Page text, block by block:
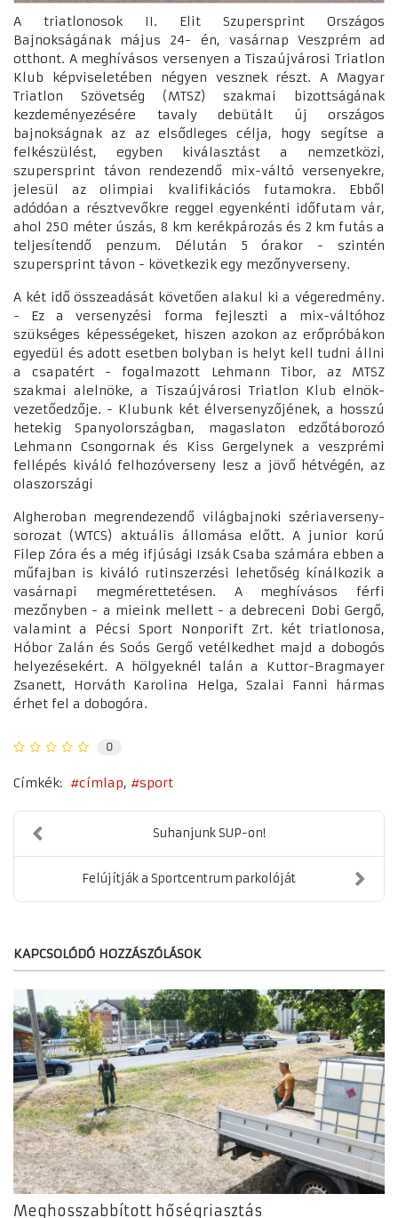
A triatlonosok II. Elit Szupersprint Országos
Bajnokságának május 24- én, vasárnap Veszprém ad
otthont. A meghívásos versenyen a Tiszaújvárosi Triatlon
Klub képviseletében négyen vesznek részt. A Magyar
Triatlon Szövetség (MTSZ) szakmai bizottságának
kezdeményezésére tavaly debütált új országos
bajnokságnak az az elsődleges célja, hogy segítse a
felkészülést, egyben kiválasztást a nemzetközi,
szupersprint távon rendezendő mix-váltó versenyekre,
jelesül az olimpiai kvalifikációs futamokra. Ebből
adódóan a résztvevőkre reggel egyenkénti időfutam vár,
ahol 250 méter úszás, 8 km kerékpározás és 2 km futás a
teljesítendő penzum. Délután 5 órakor - szintén
szupersprint távon - következik egy mezőnyverseny.
A két idő összeadását követően alakul ki a végeredmény.
- Ez a versenyzési forma fejleszti a mix-váltóhoz
szükséges képességeket, hiszen azokon az erőpróbákon
egyedül és adott esetben bolyban is helyt kell tudni állni
a csapatért - fogalmazott Lehmann Tibor, az MTSZ
szakmai alelnöke, a Tiszaújvárosi Triatlon Klub elnök-
vezetőedzője. - Klubunk két élversenyzőjének, a hosszú
hetekig Spanyolországban, magaslaton edzőtáborozó
Lehmann Csongornak és Kiss Gergelynek a veszprémi
fellépés kiváló felhozóverseny lesz a jövő hétvégén, az
olaszországi
Algheroban megrendezendő világbajnoki szériaverseny-
sorozat (WTCS) aktuális állomása előtt. A junior korú
Filep Zóra és a még ifjúsági Izsák Csaba számára ebben a
műfajban is kiváló rutinszerzési lehetőség kínálkozik a
vasárnapi megmérettetésen. A meghívásos férfi
mezőnyben - a mieink mellett - a debreceni Dobi Gergő,
valamint a Pécsi Sport Nonporift Zrt. két triatlonosa,
Hóbor Zalán és Soós Gergő vetélkedhet majd a dobogós
helyezésekért. A hölgyeknél talán a Kuttor-Bragmayer
Zsanett, Horváth Karolina Helga, Szalai Fanni hármas
érhet fel a dobogóra.
0
Címkék: címlap sport
Suhanjunk SUP-on!
Felújítják a Sportcentrum parkolóját
KAPCSOLÓDÓ HOZZÁSZÓLÁSOK
Meghosszabbított hőségriasztás